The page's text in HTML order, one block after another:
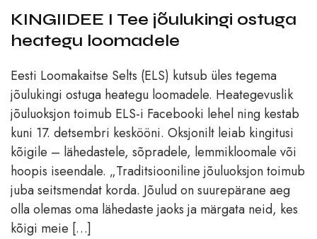
KINGIIDEE I Tee jõulukingi ostuga
heategu loomadele
Eesti Loomakaitse Selts (ELS) kutsub üles tegema
jõulukingi ostuga heategu loomadele. Heategevuslik
jõuluoksjon toimub ELS-i Facebooki lehel ning kestab
kuni 17. detsembri keskööni. Oksjonilt leiab kingitusi
kõigile – lähedastele, sõpradele, lemmikloomale või
hoopis iseendale. „Traditsiooniline jõuluoksjon toimub
juba seitsmendat korda. Jõulud on suurepärane aeg
olla olemas oma lähedaste jaoks ja märgata neid, kes
kõigi meie […]